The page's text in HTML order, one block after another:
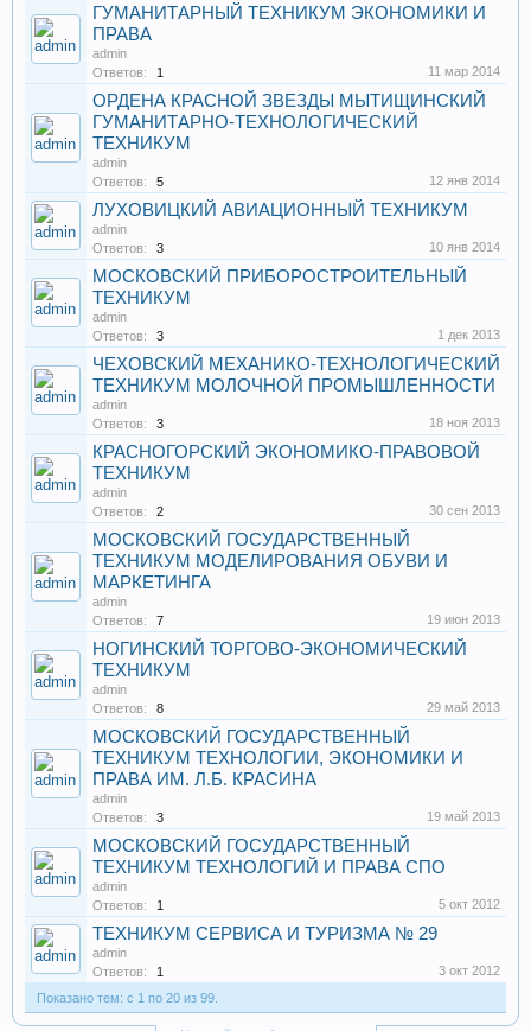
ГУМАНИТАРНЫЙ ТЕХНИКУМ ЭКОНОМИКИ И
ПРАВА
admin
Ответов:
1 11 мар 2014
ОРДЕНА КРАСНОЙ ЗВЕЗДЫ МЫТИЩИНСКИЙ
ГУМАНИТАРНО-ТЕХНОЛОГИЧЕСКИЙ
ТЕХНИКУМ
admin
Ответов:
5 12 янв 2014
ЛУХОВИЦКИЙ АВИАЦИОННЫЙ ТЕХНИКУМ
admin
Ответов:
3 10 янв 2014
МОСКОВСКИЙ ПРИБОРОСТРОИТЕЛЬНЫЙ
ТЕХНИКУМ
admin
Ответов:
3 1 дек 2013
ЧЕХОВСКИЙ МЕХАНИКО-ТЕХНОЛОГИЧЕСКИЙ
ТЕХНИКУМ МОЛОЧНОЙ ПРОМЫШЛЕННОСТИ
admin
Ответов:
3 18 ноя 2013
КРАСНОГОРСКИЙ ЭКОНОМИКО-ПРАВОВОЙ
ТЕХНИКУМ
admin
Ответов:
2 30 сен 2013
МОСКОВСКИЙ ГОСУДАРСТВЕННЫЙ
ТЕХНИКУМ МОДЕЛИРОВАНИЯ ОБУВИ И
МАРКЕТИНГА
admin
Ответов:
7 19 июн 2013
НОГИНСКИЙ ТОРГОВО-ЭКОНОМИЧЕСКИЙ
ТЕХНИКУМ
admin
Ответов:
8 29 май 2013
МОСКОВСКИЙ ГОСУДАРСТВЕННЫЙ
ТЕХНИКУМ ТЕХНОЛОГИИ, ЭКОНОМИКИ И
ПРАВА ИМ. Л.Б. КРАСИНА
admin
Ответов:
3 19 май 2013
МОСКОВСКИЙ ГОСУДАРСТВЕННЫЙ
ТЕХНИКУМ ТЕХНОЛОГИЙ И ПРАВА СПО
admin
Ответов:
1 5 окт 2012
ТЕХНИКУМ СЕРВИСА И ТУРИЗМА № 29
admin
Ответов:
1
3 окт 2012
Показано тем: с 1 по 20 из 99.